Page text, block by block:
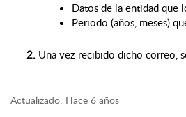
Datos de la entidad que
Periodo (años, meses)
Una vez recibido dicho correo,
Actualizado: Hace 6 años